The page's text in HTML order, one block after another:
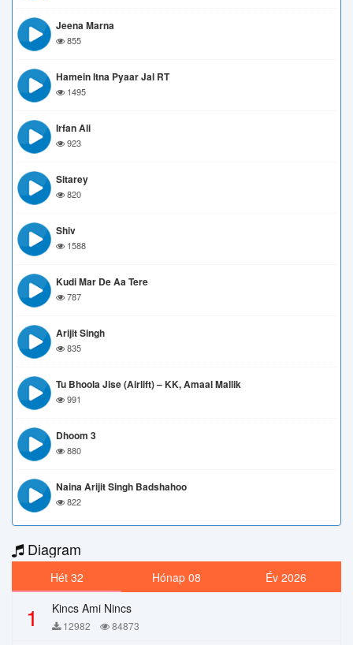
Jeena Marna
855
Hamein Itna Pyaar Jal RT
1495
Irfan Ali
923
Sitarey
820
Shiv
1588
Kudi Mar De Aa Tere
787
Arijit Singh
835
Tu Bhoola Jise (Airlift) – KK, Amaal Mallik
991
Dhoom 3
880
Naina Arijit Singh Badshahoo
822
Diagram
Hét 32 Hónap 08 Év 2026
1 Kincs Ami Nincs
12982 84873